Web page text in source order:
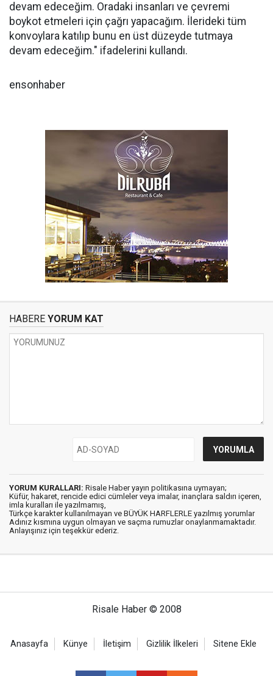
devam edeceğim. Oradaki insanları ve çevremi
boykot etmeleri için çağrı yapacağım. İlerideki tüm
konvoylara katılıp bunu en üst düzeyde tutmaya
devam edeceğim." ifadelerini kullandı.
ensonhaber
HABERE YORUM KAT
YORUM KURALLARI: Risale Haber yayın politikasına uymayan;
Küfür, hakaret, rencide edici cümleler veya imalar, inançlara saldırı içeren,
imla kuralları ile yazılmamış,
Türkçe karakter kullanılmayan ve BÜYÜK HARFLERLE yazılmış yorumlar
Adınız kısmına uygun olmayan ve saçma rumuzlar onaylanmamaktadır.
Anlayışınız için teşekkür ederiz.
Risale Haber © 2008
Anasayfa Künye İletişim Gizlilik İlkeleri Sitene Ekle